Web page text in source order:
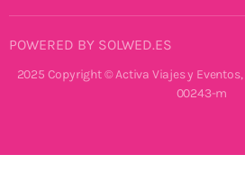
POWERED BY SOLWED.ES
2025 Copyright © Activa Viajes y Eventos,
00243-m